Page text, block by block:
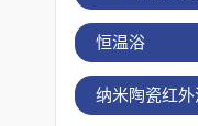
恒温浴
纳米陶瓷红外